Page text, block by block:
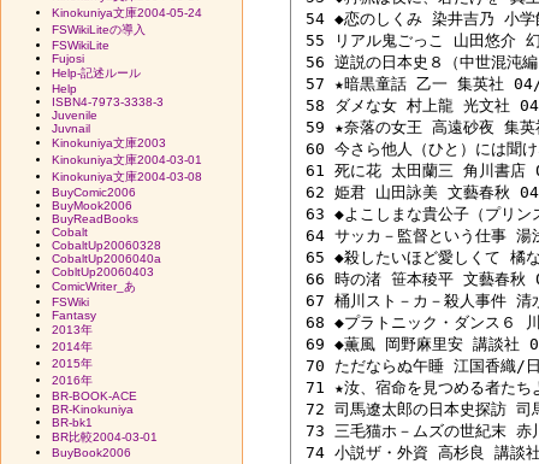
54 ◆恋のしくみ 染井吉乃 小
55 リアル鬼ごっこ 山田悠介
56 逆説の日本史８（中世混
57 ★暗黒童話 乙一 集英社
58 ダメな女 村上龍 光文社
59 ★奈落の女王 高遠砂夜 集
60 今さら他人（ひと）には聞
61 死に花 太田蘭三 角川書
62 姫君 山田詠美 文藝春秋
63 ◆よこしまな貴公子（プリ
64 サッカ－監督という仕事
65 ◆殺したいほど愛しくて
66 時の渚 笹本稜平 文藝春
67 桶川スト－カ－殺人事件
68 ◆プラトニック・ダンス６
69 ◆薫風 岡野麻里安 講談
70 ただならぬ午睡 江国香織/
71 ★汝、宿命を見つめる者た
72 司馬遼太郎の日本史探訪
73 三毛猫ホ－ムズの世紀末
74 小説ザ・外資 高杉良 講
Kinokuniya文庫2004-05-24
FSWikiLiteの導入
FSWikiLite
Fujosi
Help-記述ルール
Help
ISBN4-7973-3338-3
Juvenile
Juvnail
Kinokuniya文庫2003
Kinokuniya文庫2004-03-01
Kinokuniya文庫2004-03-08
BuyComic2006
BuyMook2006
BuyReadBooks
Cobalt
CobaltUp20060328
CobaltUp2006040a
CobltUp20060403
ComicWriter_あ
FSWiki
Fantasy
2013年
2014年
2015年
2016年
BR-BOOK-ACE
BR-Kinokuniya
BR-bk1
BR比較2004-03-01
BuyBook2006